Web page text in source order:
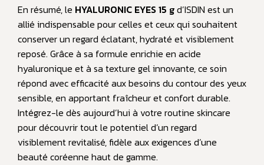
En résumé, le HYALURONIC EYES 15 gd’ISDIN est un
allié indispensable pour celles et ceux qui souhaitent
conserver un regard éclatant, hydraté et visiblement
reposé. Grâce à sa formule enrichie en acide
hyaluronique et à sa texture gel innovante, ce soin
répond avec efficacité aux besoins du contour des yeux
sensible, en apportant fraîcheur et confort durable.
Intégrez-le dès aujourd’hui à votre routine skincare
pour découvrir tout le potentiel d’un regard
visiblement revitalisé, fidèle aux exigences d’une
beauté coréenne haut de gamme.